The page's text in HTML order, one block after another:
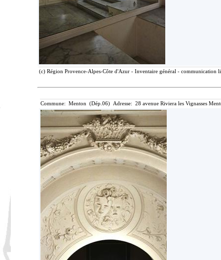
(c) Région Provence-Alpes-Côte d'Azur - Inventaire général - communication
Commune: Menton (Dép.06) Adresse: 28 avenue Riviera les Vignasses